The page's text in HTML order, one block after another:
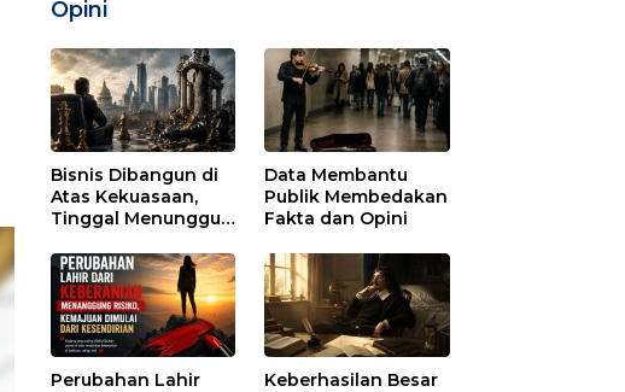
Opini
Bisnis Dibangun di
Atas Kekuasaan,
Tinggal Menunggu
Data Membantu
Publik Membedakan
Fakta dan Opini
Perubahan Lahir
Keberhasilan Besar